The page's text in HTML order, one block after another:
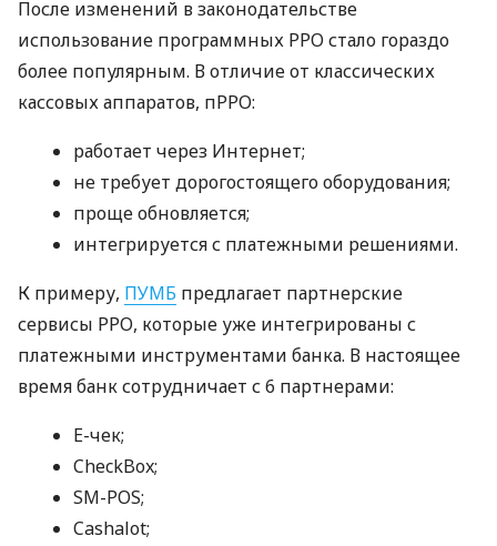
После изменений в законодательстве
использование программных РРО стало гораздо
более популярным. В отличие от классических
кассовых аппаратов, пРРО:
работает через Интернет;
не требует дорогостоящего оборудования;
проще обновляется;
интегрируется с платежными решениями.
К примеру, ПУМБ предлагает партнерские
сервисы РРО, которые уже интегрированы с
платежными инструментами банка. В настоящее
время банк сотрудничает с 6 партнерами:
E-чек;
CheckBox;
SM-POS;
Cashalot;